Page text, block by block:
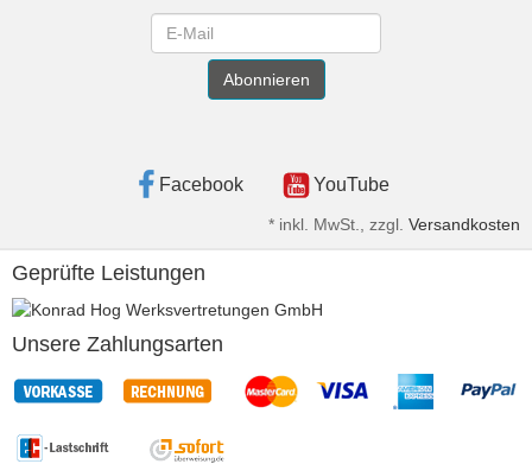
Abonnieren
Facebook YouTube
* inkl. MwSt., zzgl. Versandkosten
Geprüfte Leistungen
Unsere Zahlungsarten